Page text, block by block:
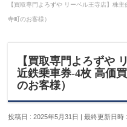
【買取専門よろずや リーベル王寺店】株
寺町のお客様）
【買取専門よろずや
近鉄乗車券-4枚 高価
のお客様）
投稿日 : 2025年5月31日 最終更新日時